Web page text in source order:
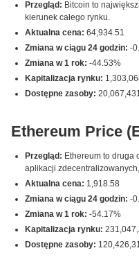
Przegląd: Bitcoin to
kierunek całego rynku.
Aktualna cena: 64,934.51
Zmiana w ciągu 24 godzin: -
Zmiana w 1 rok: -44.53%
Kapitalizacja rynku:
Dostępne zasoby:
Ethereum Price
Przegląd: Ethereum to druga
aplikacji
Aktualna cena: 1,918.58
Zmiana w ciągu 24 godzin: -
Zmiana w 1 rok: -54.17%
Kapitalizacja rynku:
Dostępne zasoby: